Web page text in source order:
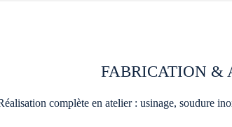
FABRICATION &
complète en atelier : usinage, soudure